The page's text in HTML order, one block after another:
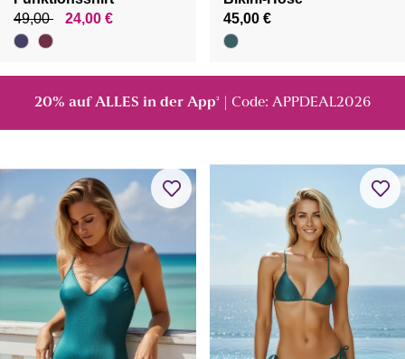
49,00
24,00 €
45,00 €
20% auf ALLES in der App² | Code: APPDEAL2026